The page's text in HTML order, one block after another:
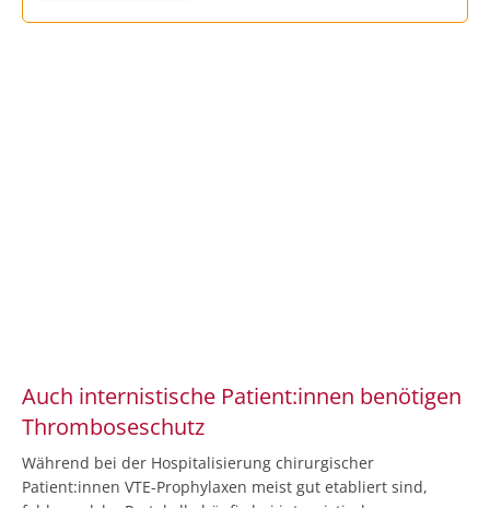
Auch internistische Patient:innen benötigen
Thromboseschutz
Während bei der Hospitalisierung chirurgischer
Patient:innen VTE-Prophylaxen meist gut etabliert sind,